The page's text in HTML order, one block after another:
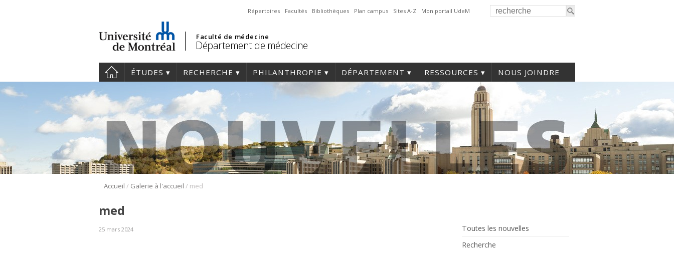
Répertoires Facultés Bibliothèques Plan campus Sites A-Z Mon portail UdeM
Faculté de médecine
Département de médecine
ÉTUDES RECHERCHE PHILANTHROPIE DÉPARTEMENT RESSOURCES NOUS JOINDRE
Accueil / Galerie à l'accueil / med
Toutes les nouvelles
Recherche
med
25 mars 2024